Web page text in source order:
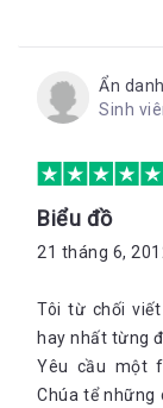
Ẩn danh
Sinh
Biểu đồ
21 tháng 6,
Tôi từ chối
hay nhất từng
Yêu cầu một
Chúa tể những